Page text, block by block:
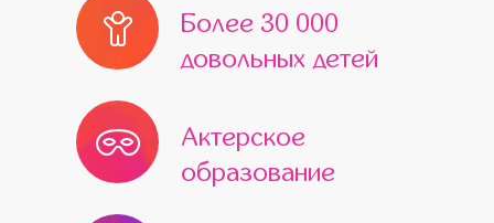
Более 30 000
довольных детей
Актерское
образование